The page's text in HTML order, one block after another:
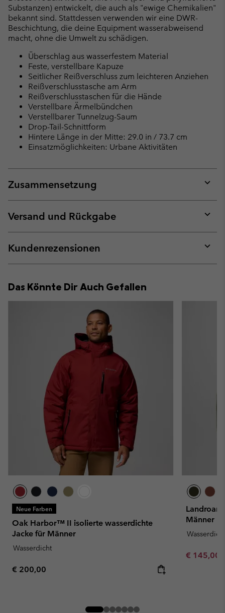
Substanzen) entwickelt, die auch als "ewige Chemikalien"
bekannt sind. Stattdessen verwenden wir eine DWR-
Beschichtung, die deine Equipment wasserabweisend
macht, ohne die Umwelt zu schädigen.
Überschlag aus wasserfestem Material
Feste, verstellbare Kapuze
Seitlicher Reißverschluss zum leichteren Anziehen
Reißverschlusstasche am Arm
Reißverschlusstaschen für die Hände
Verstellbare Ärmelbündchen
Verstellbarer Tunnelzug-Saum
Drop-Tail-Schnittform
Hintere Länge in der Mitte: 29.0 in / 73.7 cm
Einsatzmöglichkeiten: Urbane Aktivitäten
Zusammensetzung
or
Versand und Rückgabe
or
Kundenrezensionen
or
Das Könnte Dir Auch Gefallen
Neue Farben
Oak Harbor™ II isolierte wasserdichte
Jacke für Männer
Wasserdicht
Regular price:
€ 200,00
Männer
Wasserdicht
Minimum
€ 145,00